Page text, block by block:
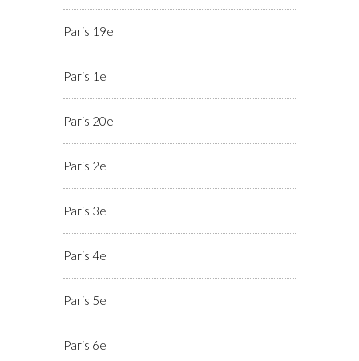
Paris 19e
Paris 1e
Paris 20e
Paris 2e
Paris 3e
Paris 4e
Paris 5e
Paris 6e